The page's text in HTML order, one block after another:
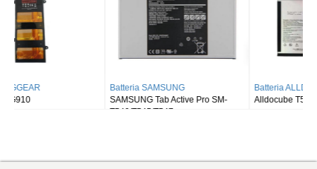
Batteria SAMSUNG
SAMSUNG Tab Active Pro SM-
Batteria ALLDOCUBE
Alldocube T50